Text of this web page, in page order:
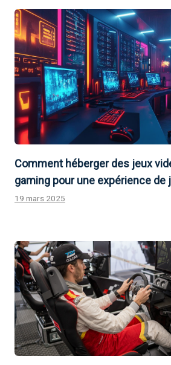
Comment héberger des jeux
gaming pour une expérience de
19 mars 2025